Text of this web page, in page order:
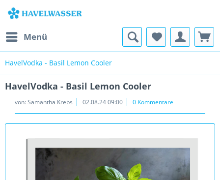
Menü
HavelVodka - Basil Lemon Cooler
HavelVodka - Basil Lemon Cooler
von:Samantha Krebs 02.08.24 09:00 0 Kommentare